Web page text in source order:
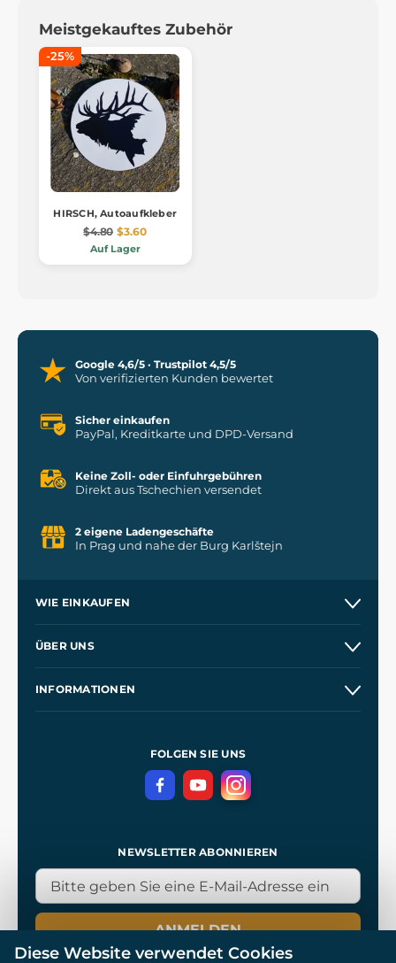
Meistgekauftes Zubehör
-25%
HIRSCH, Autoaufkleber
$4.80 $3.60
Auf Lager
Google 4,6/5 · Trustpilot 4,5/5
Von verifizierten Kunden bewertet
Sicher einkaufen
PayPal, Kreditkarte und DPD-Versand
Keine Zoll- oder Einfuhrgebühren
Direkt aus Tschechien versendet
2 eigene Ladengeschäfte
In Prag und nahe der Burg Karlštejn
WIE EINKAUFEN
Kontakt
ÜBER UNS
INFORMATIONEN
DatenschutzerklärungFOLGEN SIE UNS
NEWSLETTER ABONNIEREN
ANMELDEN
Diese Website verwendet Cookies